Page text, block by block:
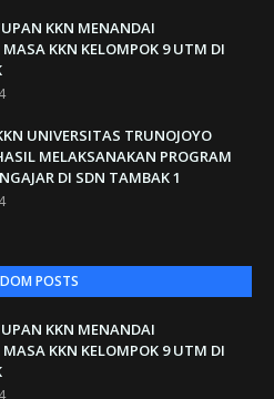
KKN MENANDAI
MASA KKN KELOMPOK 9 UTM DI
UNIVERSITAS TRUNOJOYO
MELAKSANAKAN PROGRAM
DI SDN TAMBAK 1
POSTS
KKN MENANDAI
MASA KKN KELOMPOK 9 UTM DI